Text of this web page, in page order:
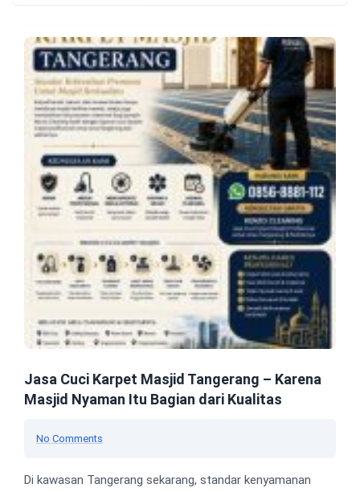
Jasa Cuci Karpet Masjid Tangerang – Karena
Masjid Nyaman Itu Bagian dari Kualitas
No Comments
Di kawasan Tangerang sekarang, standar kenyamanan